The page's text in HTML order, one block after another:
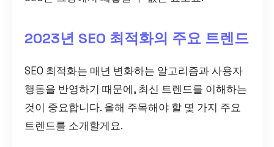
2023년 SEO 최적화의 주요 트렌드
SEO 최적화는 매년 변화하는 알고리즘과 사용자
행동을 반영하기 때문에, 최신 트렌드를 이해하는
것이 중요합니다. 올해 주목해야 할 몇 가지 주요
트렌드를 소개할게요.